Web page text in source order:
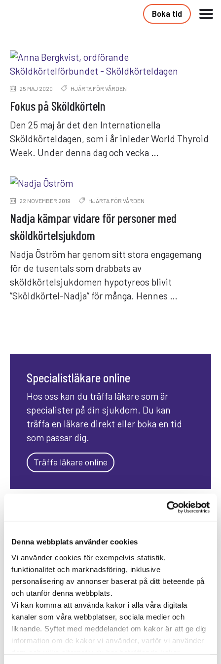
Denna webbplats använder cookies
Vi använder cookies för exempelvis statistik,
funktionalitet och marknadsföring, inklusive
personalisering av annonser baserat på ditt beteende på
och utanför denna webbplats.
Vi kan komma att använda kakor i alla våra digitala
kanaler som våra webbplatser, sociala medier och
liknande. Syftet med meddelandet om kakor är att ge dig
information om de kakor vi använder, varför vi använder
Boka tid
25 MAJ 2020 HJÄRTA FÖR VÅRDEN
Fokus på Sköldkörteln
Den 25 maj är det den Internationella
Sköldkörteldagen, som i år inleder World Thyroid
Week. Under denna dag och vecka …
22 NOVEMBER 2019 HJÄRTA FÖR VÅRDEN
Nadja kämpar vidare för personer med
sköldkörtelsjukdom
Nadja Öström har genom sitt stora engagemang
för de tusentals som drabbats av
sköldkörtelsjukdomen hypotyreos blivit
”Sköldkörtel-Nadja” för många. Hennes …
Specialistläkare online
Hos oss kan du träffa läkare som är
specialister på din sjukdom. Du kan
träffa en läkare direkt eller boka en tid
som passar dig.
Träffa läkare online
Forskning inom vård och hälsa
Hjärta för vården
Pressmeddelanden
Vården i Sverige
Vården internationellt
Viktig information
TAGGAR
Allergi AllergologAstmaCancerCrohns